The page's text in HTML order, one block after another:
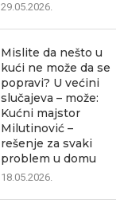
29.05.2026.
Mislite da nešto u
kući ne može da se
popravi? U većini
slučajeva – može:
Kućni majstor
Milutinović –
rešenje za svaki
problem u domu
18.05.2026.